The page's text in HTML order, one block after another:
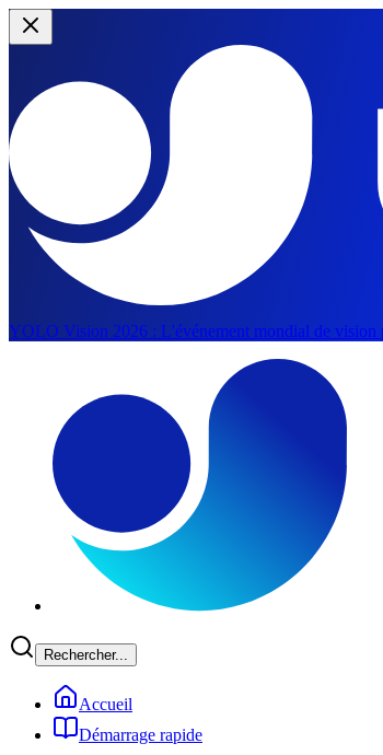
YOLO Vision 2026 : L'événement mondial de vision
Rechercher...
Accueil
Démarrage rapide